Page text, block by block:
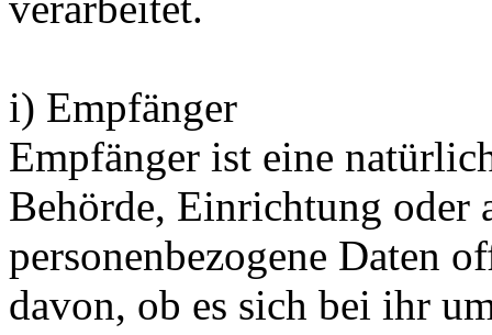
i) Empfänger
Empfänger ist eine
Behörde, Einrichtung oder
personenbezogene Daten
davon, ob es sich bei ihr